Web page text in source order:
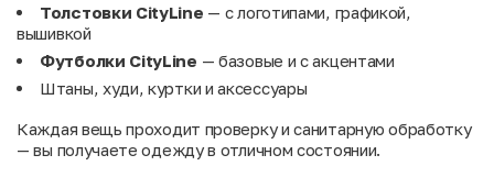
Толстовки CityLine — с логотипами, графикой,
вышивкой
Футболки CityLine — базовые и с акцентами
Штаны, худи, куртки и аксессуары
Каждая вещь проходит проверку и санитарную обработку
— вы получаете одежду в отличном состоянии.